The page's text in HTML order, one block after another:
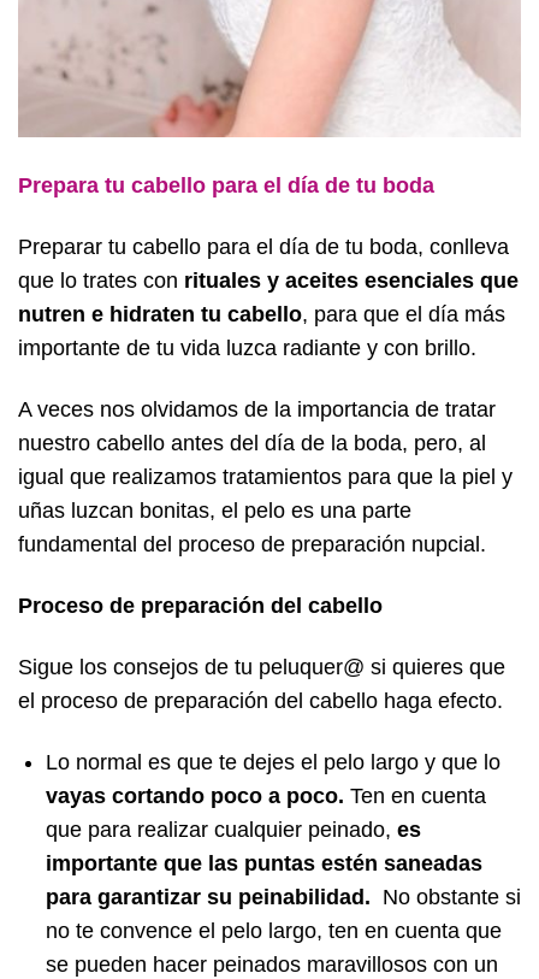
Prepara tu cabello para el día de tu boda
Preparar tu cabello para el día de tu boda, conlleva
que lo trates con rituales y aceites esenciales que
nutren e hidraten tu cabello, para que el día más
importante de tu vida luzca radiante y con brillo.
A veces nos olvidamos de la importancia de tratar
nuestro cabello antes del día de la boda, pero, al
igual que realizamos tratamientos para que la piel y
uñas luzcan bonitas, el pelo es una parte
fundamental del proceso de preparación nupcial.
Proceso de preparación del cabello
Sigue los consejos de tu peluquer@ si quieres que
el proceso de preparación del cabello haga efecto.
Lo normal es que te dejes el pelo largo y que lo
vayas cortando poco a poco. Ten en cuenta
que para realizar cualquier peinado, es
importante que las puntas estén saneadas
para garantizar su peinabilidad. No obstante si
no te convence el pelo largo, ten en cuenta que
se pueden hacer peinados maravillosos con un